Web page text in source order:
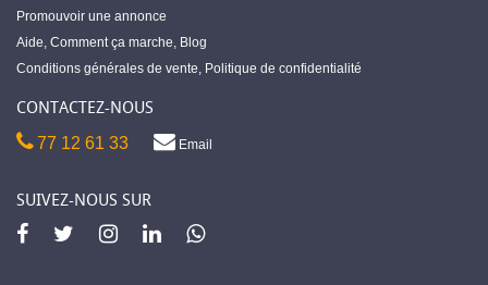
Promouvoir une annonce
Aide, Comment ça marche, Blog
Conditions générales de vente, Politique de confidentialité
CONTACTEZ-NOUS
77 12 61 33 Email
SUIVEZ-NOUS SUR